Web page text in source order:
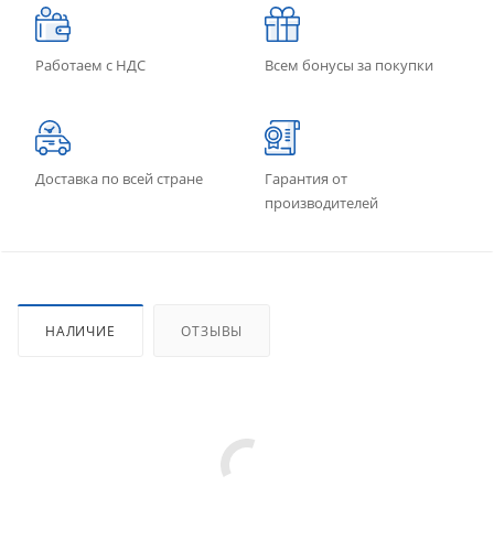
Работаем с НДС Всем бонусы за покупки
Доставка по всей стране
Гарантия от
производителей
НАЛИЧИЕ ОТЗЫВЫ